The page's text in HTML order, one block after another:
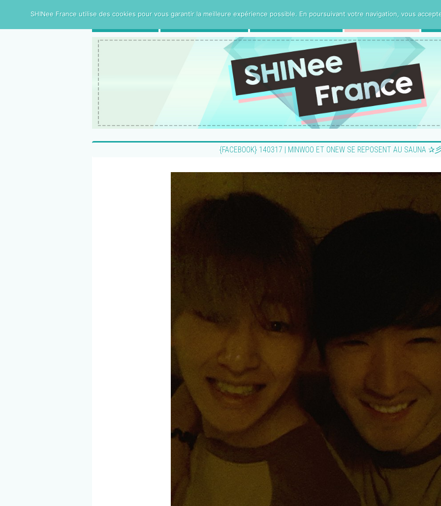
{FACEBOOK} 140317 | MINWOO ET ONEW SE REPOSENT AU SAUNA ✰
SHINee France utilise des cookies pour vous garantir la meilleure expérience possible. En poursuivant votre navigation, vous